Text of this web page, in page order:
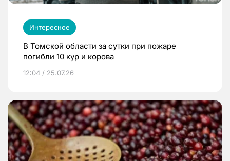
Интересное
В Томской области за сутки при пожаре
погибли 10 кур и корова
12:04 / 25.07.26